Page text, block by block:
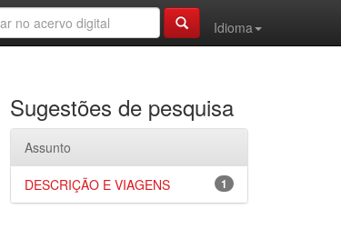
Idioma
Sugestões de pesquisa
Assunto
1
DESCRIÇÃO E VIAGENS